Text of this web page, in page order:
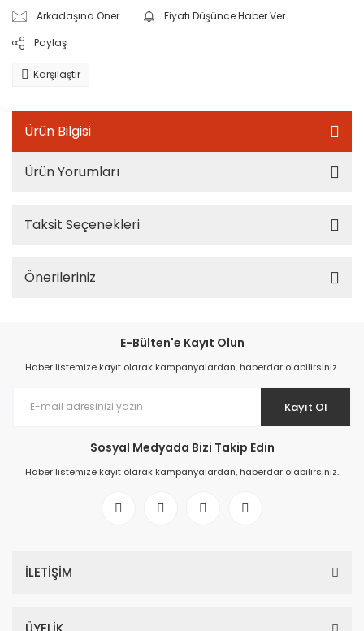
Arkadaşına Öner
Fiyatı Düşünce Haber Ver
Paylaş
Karşılaştır
Ürün Bilgisi
Ürün Yorumları
Taksit Seçenekleri
Önerileriniz
E-Bülten'e Kayıt Olun
Haber listemize kayıt olarak kampanyalardan, haberdar olabilirsiniz.
Kayıt Ol
Sosyal Medyada Bizi Takip Edin
Haber listemize kayıt olarak kampanyalardan, haberdar olabilirsiniz.
İLETİŞİM